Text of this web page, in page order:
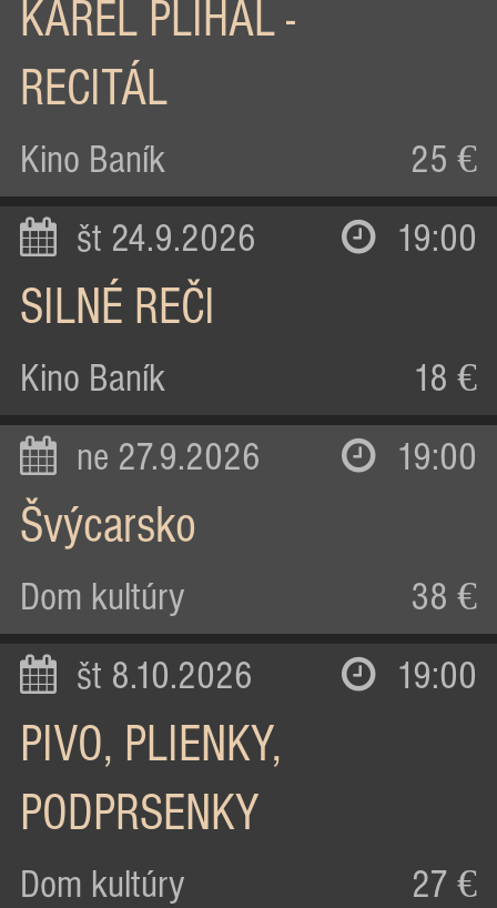
KAREL PLÍHAL -
RECITÁL
Kino Baník 25 €
št 24.9.2026 19:00
SILNÉ REČI
Kino Baník 18 €
ne 27.9.2026 19:00
Švýcarsko
Dom kultúry 38 €
št 8.10.2026 19:00
PIVO, PLIENKY,
PODPRSENKY
Dom kultúry 27 €